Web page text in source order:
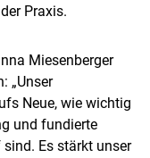
Praxis.
Miesenberger
„Unser
Neue, wie wichtig
und fundierte
Es stärkt unser